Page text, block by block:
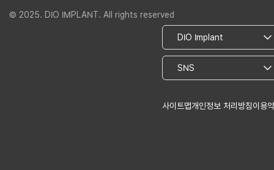
© 2025. DIO IMPLANT. All rights reserved
사이트맵개인정보 처리방침이용